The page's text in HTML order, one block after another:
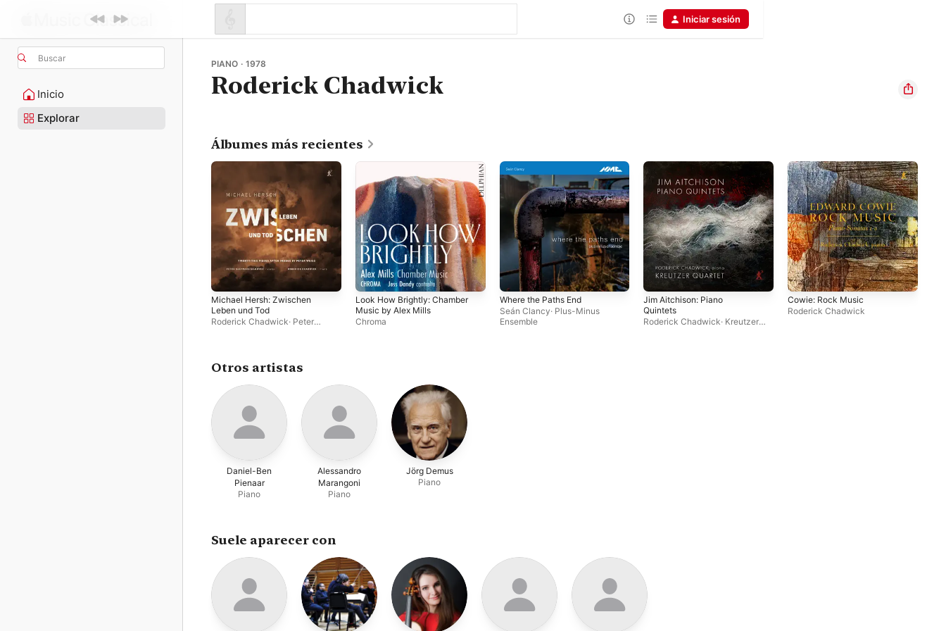
Buscar
Inicio
Explorar
Iniciar sesión
PIANO · 1978
Roderick Chadwick
Álbumes más recientes
Michael Hersh: Zwischen
Leben und Tod
Roderick Chadwick· Peter
Look How Brightly: Chamber
Music by Alex Mills
Chroma
Where the Paths End
Seán Clancy· Plus-Minus
Ensemble
Jim Aitchison: Piano
Quintets
Roderick Chadwick· Kreutzer
Cowie: Rock Music
Roderick Chadwick
Otros artistas
Daniel-Ben
Pienaar
Piano
Alessandro
Marangoni
Piano
Jörg Demus
Piano
Suele aparecer con